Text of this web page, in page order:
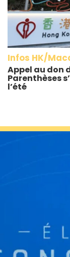
Infos HK/
Appel au don
Parenthèses
l’été